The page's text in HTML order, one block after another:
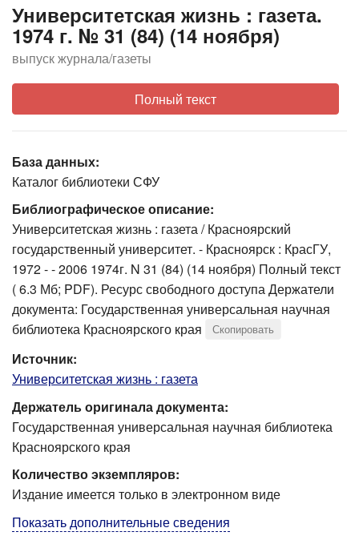
Университетская жизнь : газета.
1974 г. № 31 (84) (14 ноября)
выпуск журнала/газеты
Полный текст
База данных:
Каталог библиотеки СФУ
Библиографическое описание:
Университетская жизнь : газета / Красноярский
государственный университет. - Красноярск : КрасГУ,
1972 - - 2006 1974г. N 31 (84) (14 ноября) Полный текст
( 6.3 Мб; PDF). Ресурс свободного доступа Держатели
документа: Государственная универсальная научная
библиотека Красноярского края
Скопировать
Источник:
Университетская жизнь : газета
Держатель оригинала документа:
Государственная универсальная научная библиотека
Красноярского края
Количество экземпляров:
Издание имеется только в электронном виде
Показать дополнительные сведения